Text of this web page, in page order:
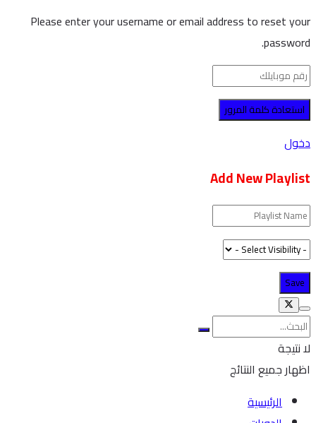
Please enter your username or email address to reset your
password.
دخول
Add New Playlist
لا نتيجة
اظهار جميع النتائج
الرئيسية